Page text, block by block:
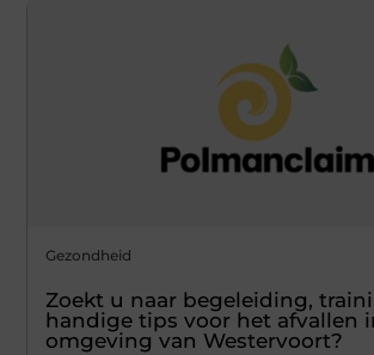
Gezondheid
Zoekt u naar begeleiding,
handige tips voor het afvallen
omgeving van Westervoort?